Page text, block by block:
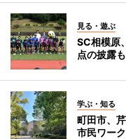
見る・遊ぶ
SC相模原
点の披露も
学ぶ・知る
町田市、
市民ワー